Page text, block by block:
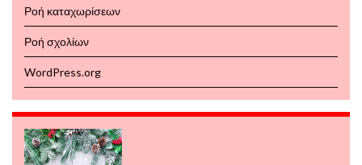
Ροή καταχωρίσεων
Ροή σχολίων
WordPress.org